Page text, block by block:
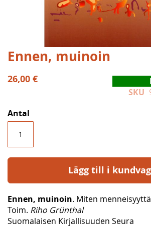
Hoppa
till
början
av
Ennen, muinoin
26,00 €
SKU
Antal
Lägg till i
Ennen, muinoin. Miten
Toim. Riho Grünthal
Suomalaisen Kirjallisuuden Seura